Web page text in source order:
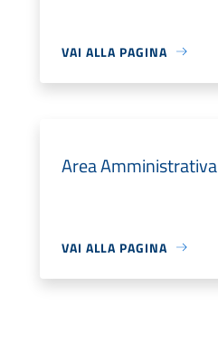
VAI ALLA PAGINA
Area Amministrativa
VAI ALLA PAGINA